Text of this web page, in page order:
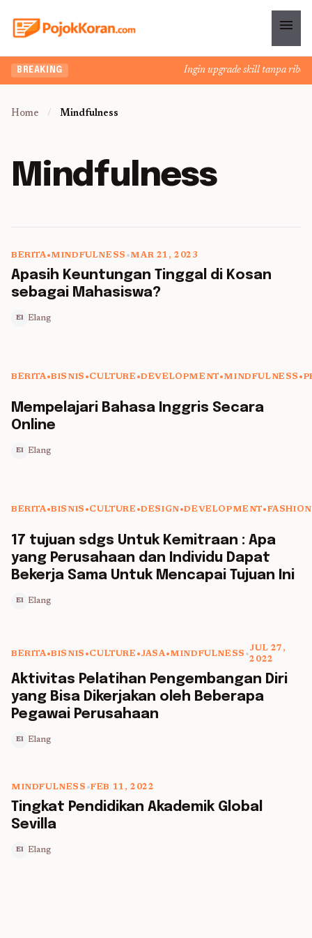
menu
BREAKING Ingin upgrade skill tanpa ribet?
Home / Mindfulness
Mindfulness
BERITA•MINDFULNESS •MAR 21, 2023
Apasih Keuntungan Tinggal di Kosan
sebagai Mahasiswa?
El Elang
5 min read
BERITA•BISNIS •CULTURE •DEVELOPMENT•MINDFULNESS •
Mempelajari Bahasa Inggris Secara
Online
El Elang
5 min read
BERITA•BISNIS •CULTURE •DESIGN•DEVELOPMENT•FASHION
17 tujuan sdgs Untuk Kemitraan : Apa
yang Perusahaan dan Individu Dapat
Bekerja Sama Untuk Mencapai Tujuan Ini
El Elang
5 min read
BERITA•BISNIS •CULTURE •JASA•MINDFULNESS •
JUL 27,
2022
Aktivitas Pelatihan Pengembangan Diri
yang Bisa Dikerjakan oleh Beberapa
Pegawai Perusahaan
El Elang
5 min read
MINDFULNESS •FEB 11, 2022
Tingkat Pendidikan Akademik Global
Sevilla
El Elang